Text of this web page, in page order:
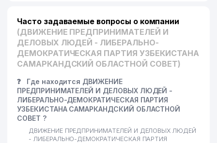
Часто задаваемые вопросы о компании
(ДВИЖЕНИЕ ПРЕДПРИНИМАТЕЛЕЙ И
ДЕЛОВЫХ ЛЮДЕЙ - ЛИБЕРАЛЬНО-
ДЕМОКРАТИЧЕСКАЯ ПАРТИЯ УЗБЕКИСТАНА
САМАРКАНДСКИЙ ОБЛАСТНОЙ СОВЕТ)
❓
Где находится ДВИЖЕНИЕ
ПРЕДПРИНИМАТЕЛЕЙ И ДЕЛОВЫХ ЛЮДЕЙ -
ЛИБЕРАЛЬНО-ДЕМОКРАТИЧЕСКАЯ ПАРТИЯ
УЗБЕКИСТАНА САМАРКАНДСКИЙ ОБЛАСТНОЙ
СОВЕТ ?
ДВИЖЕНИЕ ПРЕДПРИНИМАТЕЛЕЙ И ДЕЛОВЫХ ЛЮДЕЙ
- ЛИБЕРАЛЬНО-ДЕМОКРАТИЧЕСКАЯ ПАРТИЯ